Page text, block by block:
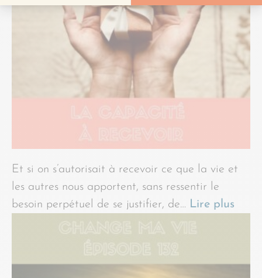
Et si on s’autorisait à recevoir ce que la vie et
les autres nous apportent, sans ressentir le
besoin perpétuel de se justifier, de… Lire plus